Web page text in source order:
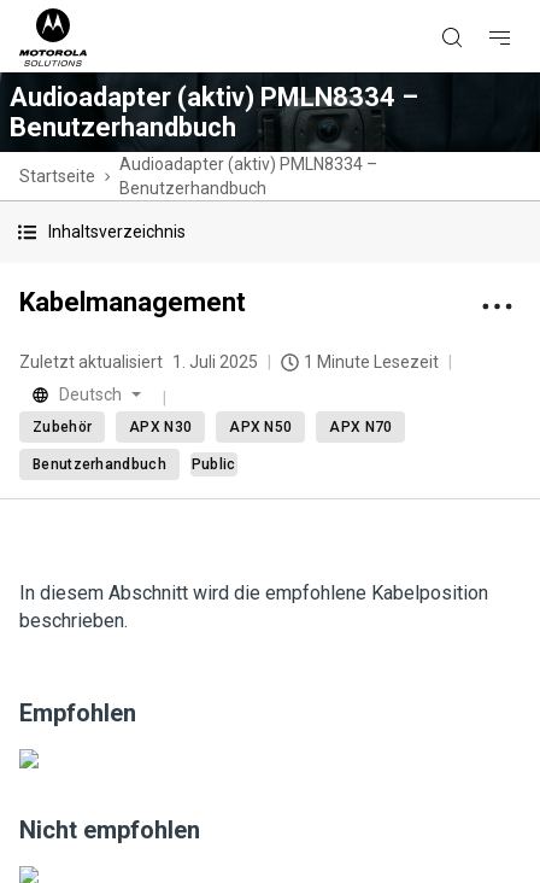
Audioadapter (aktiv) PMLN8334 –
Benutzerhandbuch
Startseite
Audioadapter (aktiv) PMLN8334 –
Benutzerhandbuch
Inhaltsverzeichnis
Kabelmanagement
Zuletzt aktualisiert 1. Juli 2025
1 Minute Lesezeit
Deutsch
Zubehör APX N30 APX N50 APX N70
Benutzerhandbuch Public
In diesem Abschnitt wird die empfohlene Kabelposition
beschrieben.
Empfohlen
Nicht empfohlen